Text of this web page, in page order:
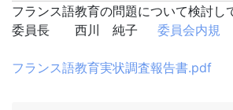
フランス語教育の問題について検討し
委員長 西川 純子 委員会内規
フランス語教育実状調査報告書.pdf